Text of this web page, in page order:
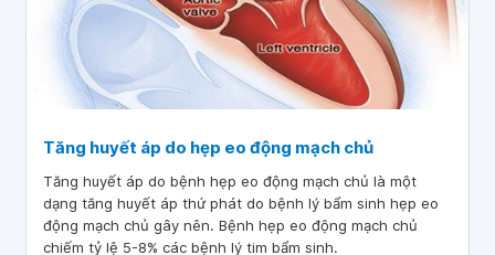
Tăng huyết áp do hẹp eo động mạch chủ
Tăng huyết áp do bệnh hẹp eo động mạch chủ là một
dạng tăng huyết áp thứ phát do bệnh lý bẩm sinh hẹp eo
động mạch chủ gây nên. Bệnh hẹp eo động mạch chủ
chiếm tỷ lệ 5-8% các bệnh lý tim bẩm sinh.